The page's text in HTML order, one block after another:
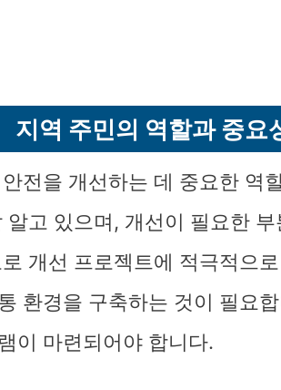
지역 주민의 역할과 중요
전을 개선하는 데 중요한 역
알고 있으며, 개선이 필요한
개선 프로젝트에 적극적으
환경을 구축하는 것이 필요
이 마련되어야 합니다.